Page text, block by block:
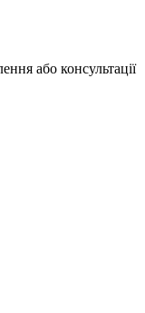
або консультації